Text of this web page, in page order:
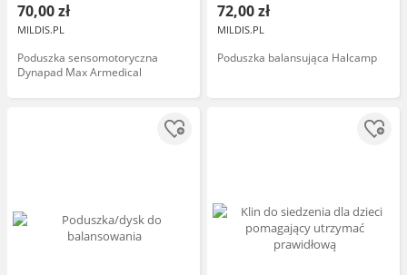
70,00 zł
MILDIS.PL
Poduszka sensomotoryczna
Dynapad Max Armedical
72,00 zł
MILDIS.PL
Poduszka balansująca Halcamp